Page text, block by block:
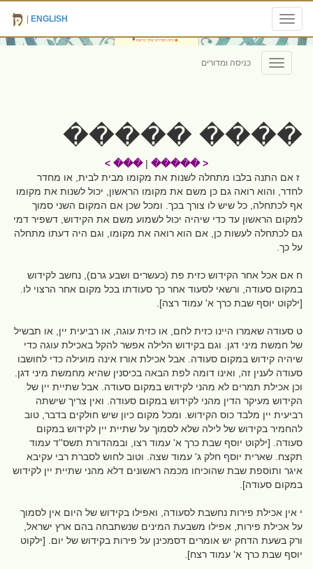
Toggle
navigation
ENGLISH
Toggle
navigation
כניסה ומדורים
���� �����
< �����
|
��� >
ז אם התנה בלבו מתחלה לשנות את מקומו מבית לבית, או מחדר
לחדר, והוא רואה גם כן משם את מקומו הראשון, יכול לשנות את מקומו
אף לכתחלה, כל שיש לו צורך בכך. ומכל שכן אם המקום השני סמוך
למקום הראשון עד כדי שיהיה יכול לשמוע משם את הקידוש, דשפיר דמי
גם לכתחלה לעשות כן, אם הוא רואה את מקומו, וגם היה דעתו מתחלה
על כך.
ח אם אכל אחר הקידוש כזית פת (כעשרים ושבע גרם), נחשב לקידוש
במקום סעודה, ורשאי לסעוד אחר כך סעודתו בכל מקום אחר הרצוי לו.
[ילקוט יוסף שבת כרך א' עמוד רצה].
ט סעודה שאמרו היינו כזית לחם, או כזית עוגה, או רביעית יין, או תבשיל
של חמשת מיני דגן. וגם בקידוש הלילה אפשר להקל באכילת עוגה כדי
שיהיה קידוש במקום סעודה. אבל אכילת אורז אינה מועילה כדי לחושבו
סעודה לענין זה, ואינו דומה לפת הבאה בכיסנין שהיא מחמשת מיני דגן.
וכן אכילת תמרים לא מהני לקידוש במקום סעודה. אבל שתיית יין של
הקידוש מעיקר הדין מהני לקידוש במקום סעודה. ואין צריך שישתה
רביעית יין מלבד כוס הקידוש. ומכל מקום כיון שיש חולקים בדבר, טוב
להחמיר בקידוש של לילה שלא לסמוך על שתיית יין לקידוש במקום
סעודה. [ילקוט יוסף שבת כרך א' עמוד רצו, ובמהדורת תשס''ד עמוד
תקצח. שארית יוסף חלק ג' עמוד שצה. וטוב לחוש לסברת רבי עקיבא
איגר ותוספת שבת שהוכיחו מכמה ראשונים דלא מהני שתיית יין לקידוש
במקום סעודה].
י אין אכילת פירות נחשבת לסעודה, ואפילו בקידוש של היום אין לסמוך
על אכילת פירות, אפילו משבעת המינים שנשתבחה בהם ארץ ישראל,
ורק בשעת הדחק יש אומרים דסמכינן על פירות בקידוש של יום. [ילקוט
יוסף שבת כרך א' עמוד רצח].